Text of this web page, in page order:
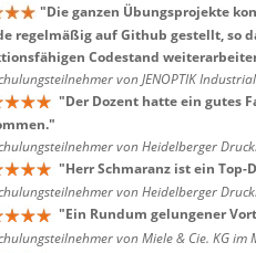
"Die ganzen Übungsprojekte
regelmäßig auf Github gestellt, so
Codestand
von JENOPTIK
"Der Dozent hatte ein gutes
"
von Heidelberger
"Herr Schmaranz ist ein Top-
von Heidelberger
"Ein Rundum gelungener
von Miele & Cie. KG